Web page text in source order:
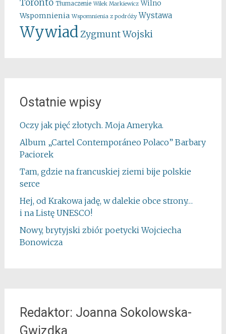
Toronto Tłumaczenie Wilek Markiewicz Wilno
Wspomnienia Wspomnienia z podróży Wystawa
WywiadZygmunt Wojski
Ostatnie wpisy
Oczy jak pięć złotych. Moja Ameryka.
Album „Cartel Contemporáneo Polaco” Barbary
Paciorek
Tam, gdzie na francuskiej ziemi bije polskie
serce
Hej, od Krakowa jadę, w dalekie obce strony…
i na Listę UNESCO!
Nowy, brytyjski zbiór poetycki Wojciecha
Bonowicza
Redaktor: Joanna Sokolowska-
Gwizdka